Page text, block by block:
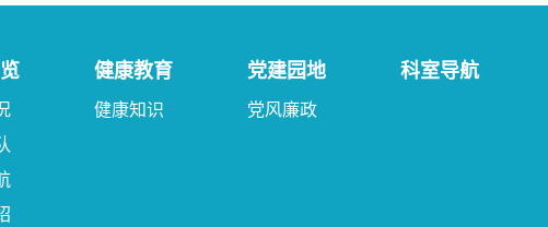
健康教育
健康知识
党建园地
党风廉政
科室导航